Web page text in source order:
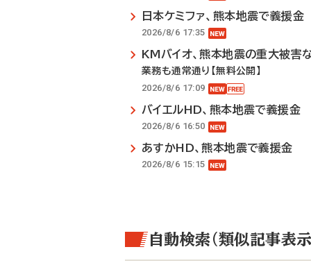
日本ケミファ、熊本地震で義援金
2026/8/6 17:35
KMバイオ、熊本地震の重大被害
業務も通常通り【無料公開】
2026/8/6 17:09
バイエルHD、熊本地震で義援金
2026/8/6 16:50
あすかHD、熊本地震で義援金
2026/8/6 15:15
自動検索（類似記事表示